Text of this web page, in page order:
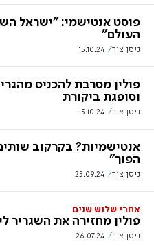
פוסט אנטישמי: "ישראל
העולם"
ניסן צור 15.10.24
פולין מסרבת להכניס
וסופגת ביקורת
ניסן צור 15.10.24
אנטישמיות? בקרקוב
הפוך"
ניסן צור 25.09.24
אחרי שלוש שנים
פולין מחזירה את השגריר
ניסן צור 26.07.24